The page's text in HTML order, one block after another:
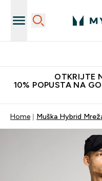
OTKRIJTE
10% POPUSTA NA
Home Muška Hybrid